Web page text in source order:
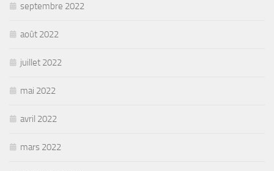
septembre 2022
août 2022
juillet 2022
mai 2022
avril 2022
mars 2022